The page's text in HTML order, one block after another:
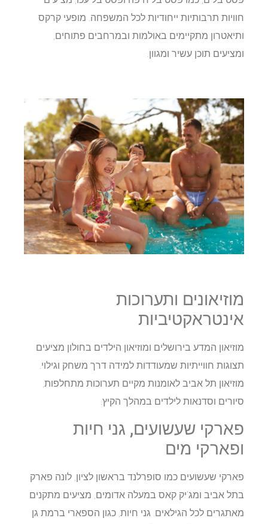
חוויות תרבותיות ייחודיות לכל המשפחה. מופעי קרקס
ותיאטרון מתקיימים באולמות ובמרחבים פתוחים,
ומציעים תוכן עשיר ומגוון.​
מוזיאונים ותערוכות
אינטראקטיביות
מוזיאון המדע בירושלים ומוזיאון הילדים בחולון מציעים
תצוגות חווייתיות שמעודדות למידה דרך משחק וגילוי.
מוזיאון תל אביב לאומנות מקיים תערוכות מתחלפות,
סיורים וסדנאות לילדים במהלך הקיץ.​
פארקי שעשועים, גני חיות
ופארקי מים
פארקי שעשועים כמו סופרלנד בראשון לציון, לונה פארק
בתל אביב ומג'יק קאס במעלה אדומים, מציעים מתקנים
מאתגרים לכל הגילאים. גני חיות, כגון הספארי ברמת גן